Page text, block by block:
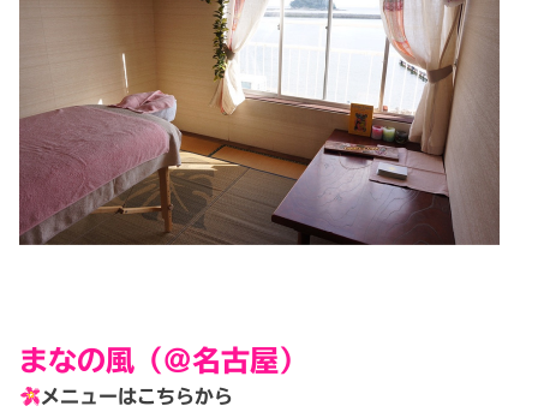
まなの風（@名古屋）
メニューはこちらから